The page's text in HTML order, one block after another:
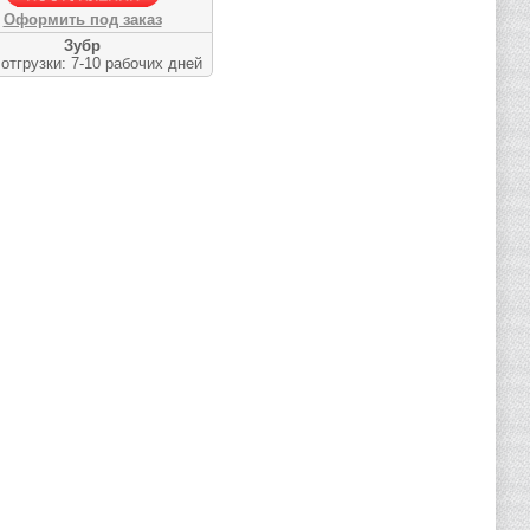
Оформить под заказ
Зубр
7-10 рабочих дней